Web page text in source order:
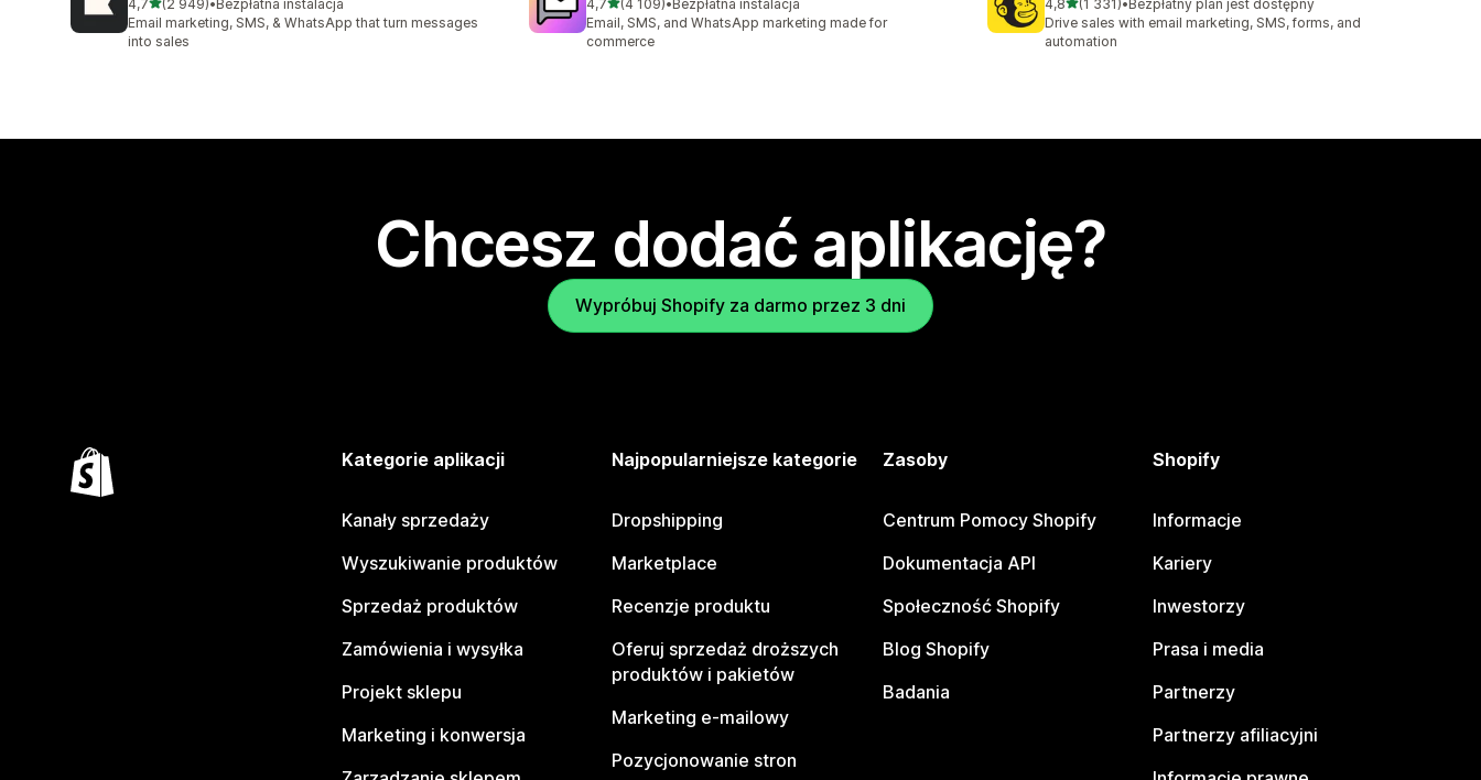
4,7 (2 949)
Łączna liczba recenzji: 2949
•Bezpłatna instalacja
Email marketing, SMS, & WhatsApp that turn messages
into sales
4,7 (4 109)
Łączna liczba recenzji: 4109
•Bezpłatna instalacja
Email, SMS, and WhatsApp marketing made for
commerce
4,8 (1 331)
Łączna liczba recenzji: 1331
•Bezpłatny plan jest dostępny
Drive sales with email marketing, SMS, forms, and
automation
Chcesz dodać aplikację?
Wypróbuj Shopify za darmo przez 3 dni
Kategorie aplikacji
Kanały sprzedaży
Wyszukiwanie produktów
Sprzedaż produktów
Zamówienia i wysyłka
Projekt sklepu
Marketing i konwersja
Najpopularniejsze kategorie
Dropshipping
Marketplace
Recenzje produktu
Oferuj sprzedaż droższych
produktów i pakietów
Marketing e-mailowy
Pozycjonowanie stron
Zasoby
Centrum Pomocy Shopify
Dokumentacja API
Społeczność Shopify
Blog Shopify
Badania
Shopify
Informacje
Kariery
Inwestorzy
Prasa i media
Partnerzy
Partnerzy afiliacyjni